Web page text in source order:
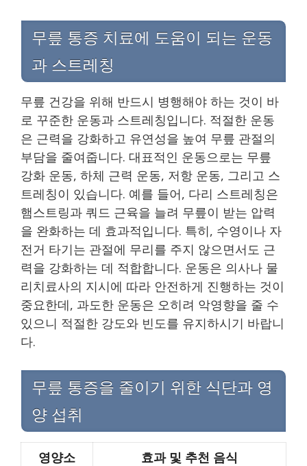
무릎 통증 치료에 도움이 되는 운동
과 스트레칭
무릎 건강을 위해 반드시 병행해야 하는 것이 바
로 꾸준한 운동과 스트레칭입니다. 적절한 운동
은 근력을 강화하고 유연성을 높여 무릎 관절의
부담을 줄여줍니다. 대표적인 운동으로는 무릎
강화 운동, 하체 근력 운동, 저항 운동, 그리고 스
트레칭이 있습니다. 예를 들어, 다리 스트레칭은
햄스트링과 쿼드 근육을 늘려 무릎이 받는 압력
을 완화하는 데 효과적입니다. 특히, 수영이나 자
전거 타기는 관절에 무리를 주지 않으면서도 근
력을 강화하는 데 적합합니다. 운동은 의사나 물
리치료사의 지시에 따라 안전하게 진행하는 것이
중요한데, 과도한 운동은 오히려 악영향을 줄 수
있으니 적절한 강도와 빈도를 유지하시기 바랍니
다.
무릎 통증을 줄이기 위한 식단과 영
양 섭취
영양소 효과 및 추천 음식